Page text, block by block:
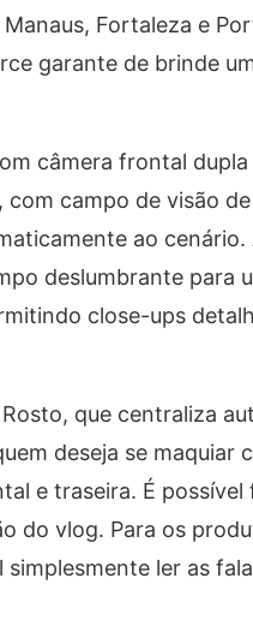
Fortaleza e
garante de brinde
câmera frontal
campo de visão de
ao
deslumbrante para
close-ups
que centraliza
deseja se maquiar
e traseira. É
do vlog. Para os
ler as